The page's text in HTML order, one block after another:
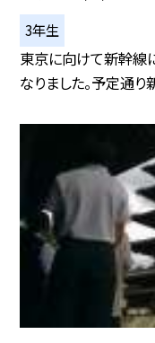
3年生
東京に向けて新幹線
なりました。予定通り